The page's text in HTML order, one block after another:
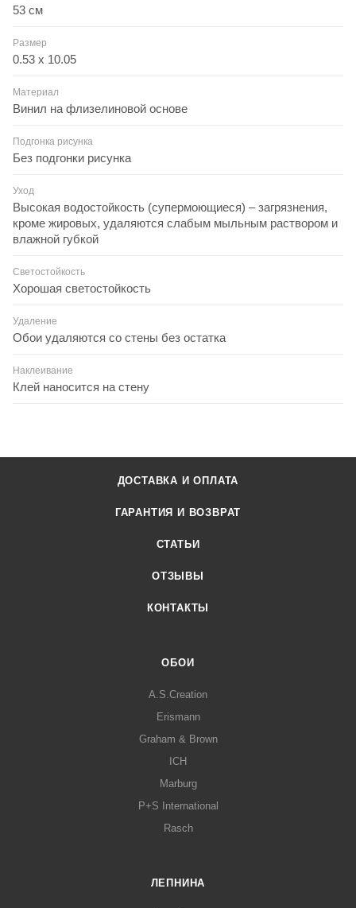
53 см
Размер
0.53 x 10.05
Материал
Винил на флизелиновой основе
Подгонка рисунка
Без подгонки рисунка
Уход
Высокая водостойкость (супермоющиеся) – загрязнения,
кроме жировых, удаляются слабым мыльным раствором и
влажной губкой
Светостойкость
Хорошая светостойкость
Удаление
Обои удаляются со стены без остатка
Наклеивание
Клей наносится на стену
ДОСТАВКА И ОПЛАТА
ГАРАНТИЯ И ВОЗВРАТ
СТАТЬИ
ОТЗЫВЫ
КОНТАКТЫ
ОБОИ
A.S.Creation
Erismann
Graham & Brown
ICH
Marburg
P+S International
Rasch
ЛЕПНИНА